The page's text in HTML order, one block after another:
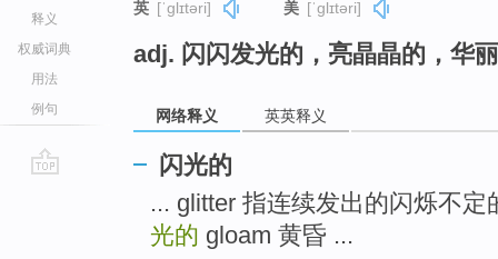
释义
权威词典
用法
例句
英 [ˈɡlɪtəri] 美 [ˈɡlɪtəri]
adj. 闪闪发光的，亮晶晶的，华
网络释义 英英释义
闪光的
... glitter 指连续发出的闪烁不
光的 gloam 黄昏 ...